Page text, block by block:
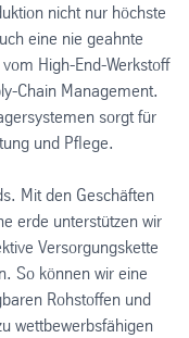
nicht nur höchste
eine nie geahnte
High-End-Werkstoff
Chain Management.
sorgt für
und Pflege.
Mit den Geschäften
erde unterstützen wir
Versorgungskette
So können wir eine
Rohstoffen und
wettbewerbsfähigen